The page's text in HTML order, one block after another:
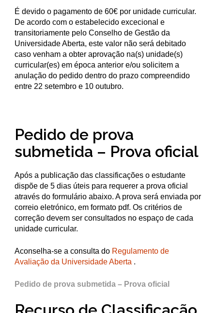
É devido o pagamento de 60€ por unidade curricular.
De acordo com o estabelecido excecional e
transitoriamente pelo Conselho de Gestão da
Universidade Aberta, este valor não será debitado
caso venham a obter aprovação na(s) unidade(s)
curricular(es) em época anterior e/ou solicitem a
anulação do pedido dentro do prazo compreendido
entre 22 setembro e 10 outubro.
Pedido de prova
submetida – Prova oficial
Após a publicação das classificações o estudante
dispõe de 5 dias úteis para requerer a prova oficial
através do formulário abaixo. A prova será enviada por
correio eletrónico, em formato pdf. Os critérios de
correção devem ser consultados no espaço de cada
unidade curricular.
Aconselha-se a consulta do Regulamento de
Avaliação da Universidade Aberta .
Pedido de prova submetida – Prova oficial